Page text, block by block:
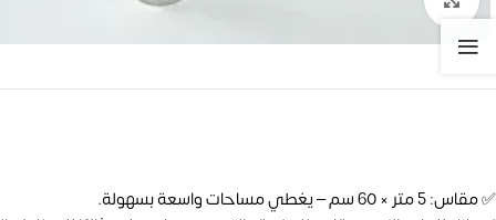
✅ مقاس: 5 متر × 60 سم – يغطي مساحات واسعة بسهولة.